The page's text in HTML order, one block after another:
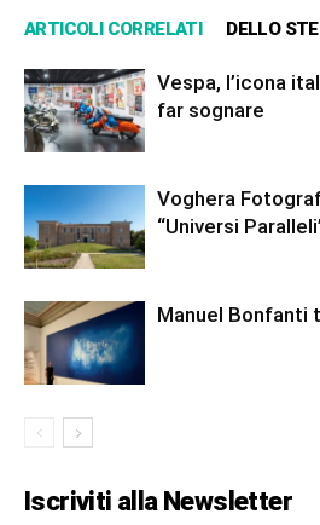
ARTICOLI CORRELATI DELLO
Vespa, l’icona
far sognare
Voghera
“Universi
Manuel Bonfanti
Iscriviti alla Newsletter